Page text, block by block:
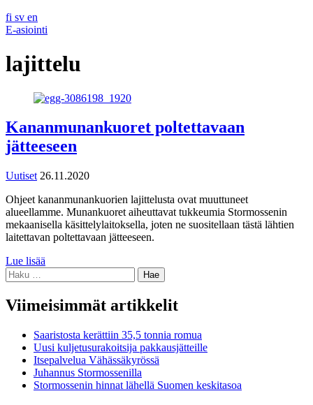
fi sv en
E-asiointi
lajittelu
Kananmunankuoret poltettavaan
jätteeseen
Uutiset 26.11.2020
Ohjeet kananmunankuorien lajittelusta ovat muuttuneet
alueellamme. Munankuoret aiheuttavat tukkeumia Stormossenin
mekaanisella käsittelylaitoksella, joten ne suositellaan tästä lähtien
laitettavan poltettavaan jätteeseen.
Lue lisää
Haku:
Viimeisimmät artikkelit
Saaristosta kerättiin 35,5 tonnia romua
Uusi kuljetusurakoitsija pakkausjätteille
Itsepalvelua Vähässäkyrössä
Juhannus Stormossenilla
Stormossenin hinnat lähellä Suomen keskitasoa